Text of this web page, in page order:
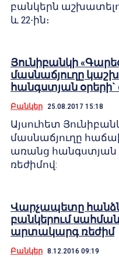
բանկերն
և 22-ին։
Յունիբանկի
մասնաճյուղը
հանգստյան օրերի`
Բանկեր 25.08.2017 15:18
Այսուհետ
մասնաճյուղը
առանց հանգստյան
ռեժիմով:
Վարչապետը
բանկերում
արտակարգ ռեժիմ
Բանկեր 8.12.2016 09:19